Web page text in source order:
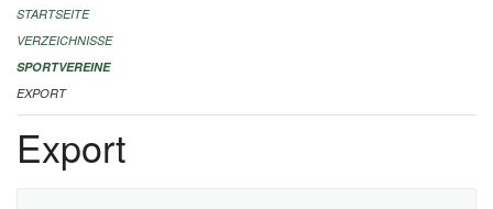
ALLGEMEINE INFORMATIONEN
FINANZIELLE UNTERSTÜTZUNG BENÖTIGT?
KONTAKT
STARTSEITE
VERZEICHNISSE
SPORTVEREINE
EXPORT
Export